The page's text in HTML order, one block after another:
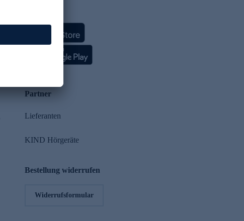
Partner
Lieferanten
KIND Hörgeräte
Bestellung widerrufen
Widerrufsformular